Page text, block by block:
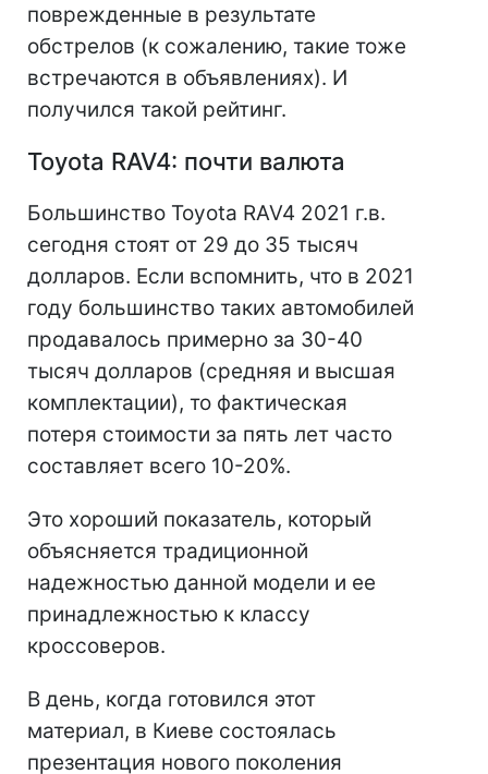
поврежденные в результате
обстрелов (к сожалению, такие тоже
встречаются в объявлениях). И
получился такой рейтинг.
Toyota RAV4: почти валюта
Большинство Toyota RAV4 2021 г.в.
сегодня стоят от 29 до 35 тысяч
долларов. Если вспомнить, что в 2021
году большинство таких автомобилей
продавалось примерно за 30-40
тысяч долларов (средняя и высшая
комплектации), то фактическая
потеря стоимости за пять лет часто
составляет всего 10-20%.
Это хороший показатель, который
объясняется традиционной
надежностью данной модели и ее
принадлежностью к классу
кроссоверов.
В день, когда готовился этот
материал, в Киеве состоялась
презентация нового поколения